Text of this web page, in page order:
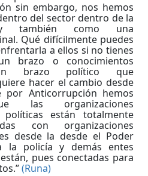
sin embargo, nos hemos
del sector dentro de la
también como una
Qué difícilmente puedes
a ellos si no tienes
brazo o conocimientos
brazo político que
hacer el cambio desde
por Anticorrupción hemos
las organizaciones
políticas están totalmente
con organizaciones
desde la desde el Poder
la policía y demás entes
pues conectadas para
(Runa)